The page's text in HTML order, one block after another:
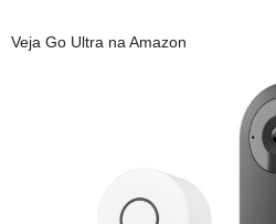
Veja Go Ultra na Amazon